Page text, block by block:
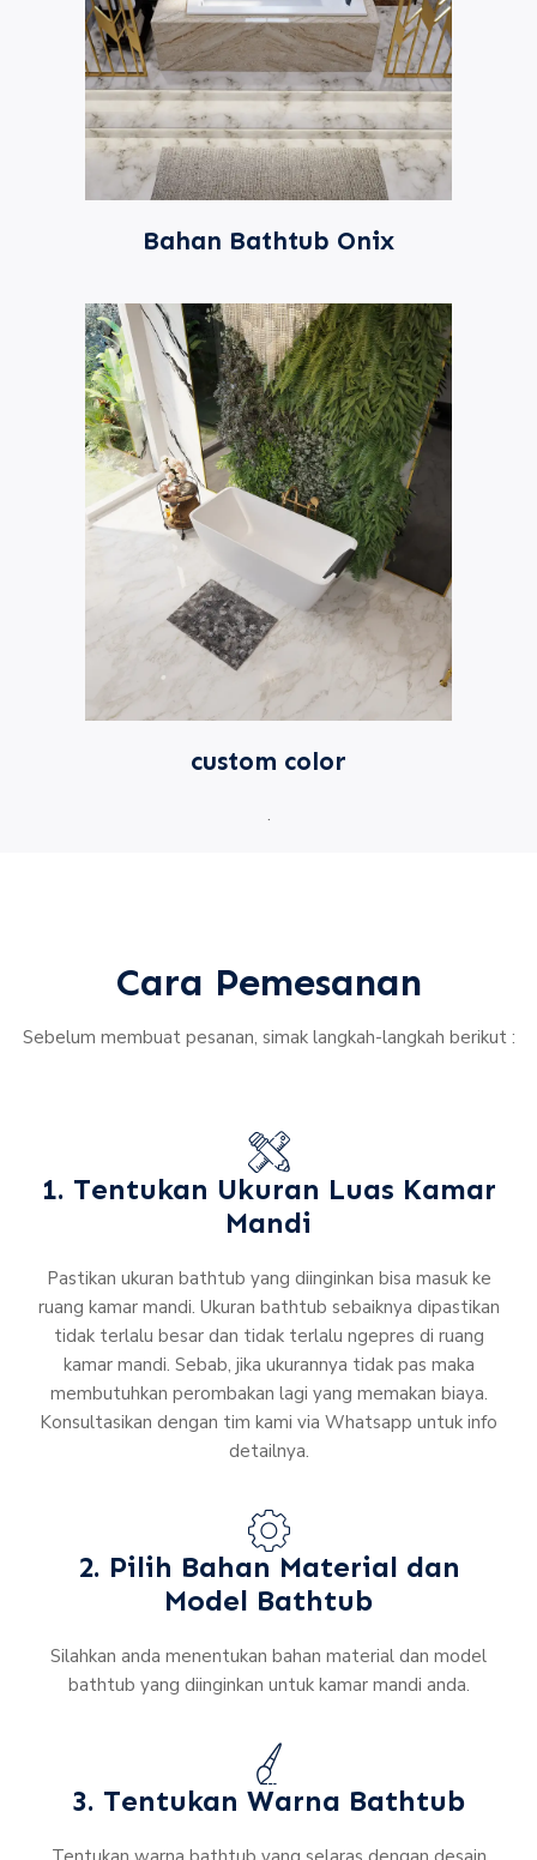
Bahan Bathtub Onix
custom color
.
Cara Pemesanan
Sebelum membuat pesanan, simak langkah-langkah berikut :
1. Tentukan Ukuran Luas Kamar
Mandi
Pastikan ukuran bathtub yang diinginkan bisa masuk ke
ruang kamar mandi. Ukuran bathtub sebaiknya dipastikan
tidak terlalu besar dan tidak terlalu ngepres di ruang
kamar mandi. Sebab, jika ukurannya tidak pas maka
membutuhkan perombakan lagi yang memakan biaya.
Konsultasikan dengan tim kami via Whatsapp untuk info
detailnya.
2. Pilih Bahan Material dan
Model Bathtub
Silahkan anda menentukan bahan material dan model
bathtub yang diinginkan untuk kamar mandi anda.
3. Tentukan Warna Bathtub